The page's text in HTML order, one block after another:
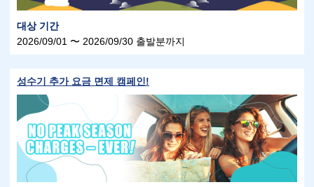
대상 기간
2026/09/01 〜 2026/09/30 출발분까지
성수기 추가 요금 면제 캠페인!